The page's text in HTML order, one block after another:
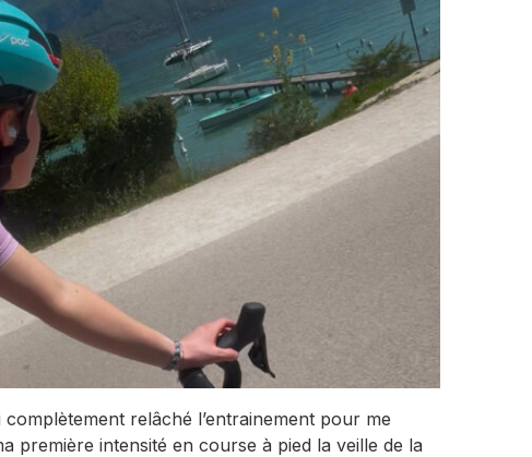
complètement relâché l’entrainement pour me
première intensité en course à pied la veille de la